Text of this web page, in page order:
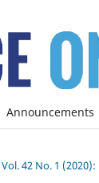
Announcements
Vol. 42 No. 1 (2020):